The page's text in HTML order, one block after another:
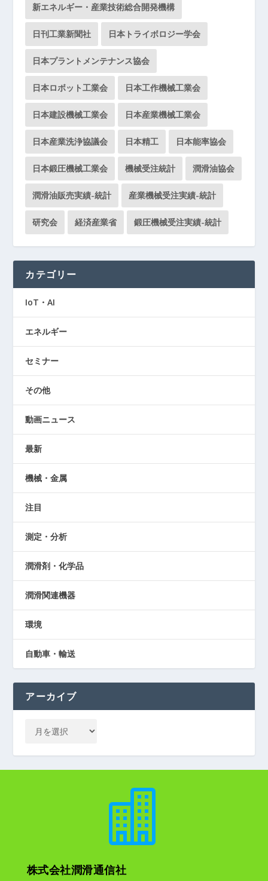
新エネルギー・産業技術総合開発機構
日刊工業新聞社 日本トライボロジー学会
日本プラントメンテナンス協会
日本ロボット工業会 日本工作機械工業会
日本建設機械工業会 日本産業機械工業会
日本産業洗浄協議会 日本精工 日本能率協会
日本鍛圧機械工業会 機械受注統計 潤滑油協会
潤滑油販売実績-統計 産業機械受注実績-統計
研究会 経済産業省 鍛圧機械受注実績-統計
カテゴリー
IoT・AI
エネルギー
セミナー
その他
動画ニュース
最新
機械・金属
注目
測定・分析
潤滑剤・化学品
潤滑関連機器
環境
自動車・輸送
アーカイブ

株式会社潤滑通信社